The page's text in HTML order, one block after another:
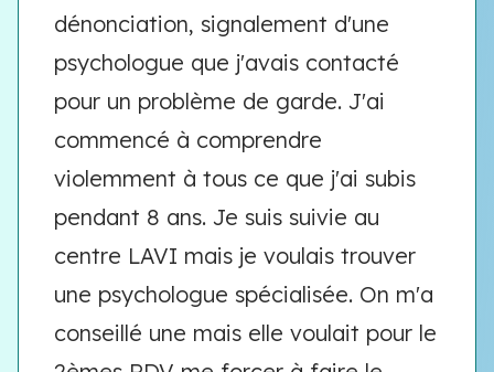
dénonciation, signalement d'une
psychologue que j'avais contacté
pour un problème de garde. J'ai
commencé à comprendre
violemment à tous ce que j'ai subis
pendant 8 ans. Je suis suivie au
centre LAVI mais je voulais trouver
une psychologue spécialisée. On m'a
conseillé une mais elle voulait pour le